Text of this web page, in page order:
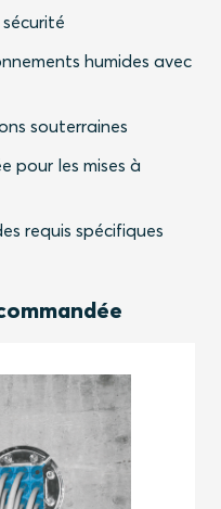
humides avec
souterraines
pour les mises à
requis spécifiques